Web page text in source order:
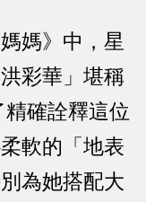
媽》中，星
彩華」堪稱
確詮釋這位
軟的「地表
為她搭配大